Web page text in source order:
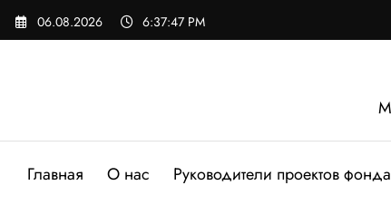
Перейти
06.08.2026 6:37:49 PM
Главная О нас Руководители проектов фонда